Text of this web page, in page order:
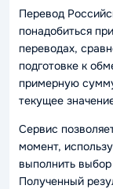
Перевод
понадобиться
переводах,
подготовке к
примерную
текущее
Сервис
момент,
выполнить
Полученный